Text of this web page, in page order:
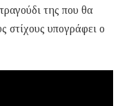
της που θα
στίχους υπογράφει ο